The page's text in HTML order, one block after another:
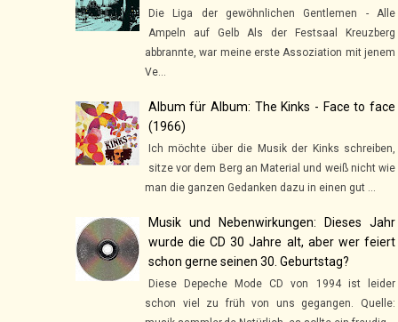
Die Liga der gewöhnlichen Gentlemen - Alle
Ampeln auf Gelb Als der Festsaal Kreuzberg
abbrannte, war meine erste Assoziation mit jenem
Ve...
Album für Album: The Kinks - Face to face
(1966)
Ich möchte über die Musik der Kinks schreiben,
sitze vor dem Berg an Material und weiß nicht wie
man die ganzen Gedanken dazu in einen gut ...
Musik und Nebenwirkungen: Dieses Jahr
wurde die CD 30 Jahre alt, aber wer feiert
schon gerne seinen 30. Geburtstag?
Diese Depeche Mode CD von 1994 ist leider
schon viel zu früh von uns gegangen. Quelle: